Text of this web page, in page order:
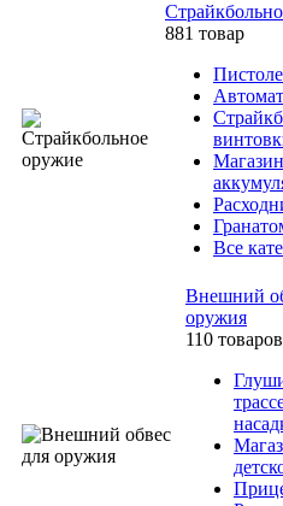
881 товар
Все
Внешний
оружия
110 товаров